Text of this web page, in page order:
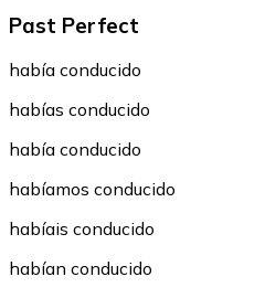
Past Perfect
había conducido
habías conducido
había conducido
habíamos conducido
habíais conducido
habían conducido